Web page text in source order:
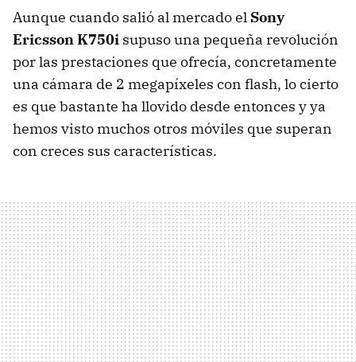
Aunque cuando salió al mercado el Sony
Ericsson K750i supuso una pequeña revolución
por las prestaciones que ofrecía, concretamente
una cámara de 2 megapíxeles con flash, lo cierto
es que bastante ha llovido desde entonces y ya
hemos visto muchos otros móviles que superan
con creces sus características.